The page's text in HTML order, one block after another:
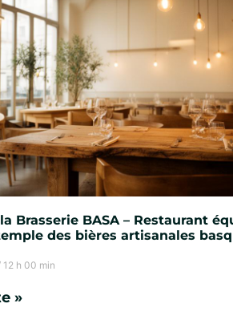
Brasserie BASA – Restaurant
des bières artisanales
12 h 00 min
»